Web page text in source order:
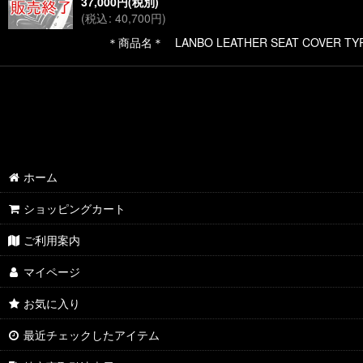
(税込: 40,700円)
＊商品名＊ LANBO LEATHER SEAT COVER
ホーム
ショッピングカート
ご利用案内
マイページ
お気に入り
最近チェックしたアイテム